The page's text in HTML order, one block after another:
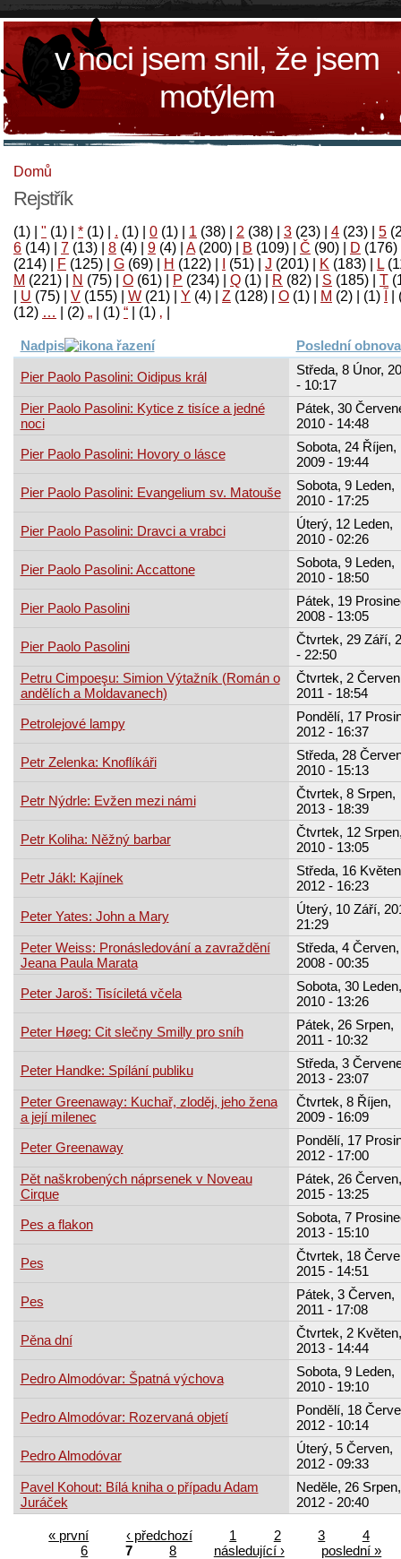
v noci jsem snil, že jsem
motýlem
Domů
Rejstřík
(1) " (1) * (1) . (1) 0 (1) 1 (38) 2 (38) 3 (23) 4 (23) 5
6 (14) 7 (13) 8 (4) 9 (4) A(200) B (109) Č (90) D (176)
(214)
F (125) G (69) H (122) (51) J (201) K (183) L
M (221) N (75) O (61) P (234) Q (1) R (82) S (185) T
U (75) V (155) W (21) Y (4) Z (128) Ο (1) М (2)
(1)
‚
(1)
“
(1)
„
(2)
…
(12)
Nadpis Poslední obnova
Pier Paolo Pasolini: Oidipus král
Středa, 8 Únor,
- 10:17
Pier Paolo Pasolini: Kytice z tisíce a jedné
noci
Pátek, 30
2010 - 14:48
Pier Paolo Pasolini: Hovory o lásce
Sobota, 24 Říjen,
2009 - 19:44
Pier Paolo Pasolini: Evangelium sv. Matouše
Sobota, 9 Leden,
2010 - 17:25
Pier Paolo Pasolini: Dravci a vrabci
Úterý, 12 Leden,
2010 - 02:26
Pier Paolo Pasolini: Accattone
Sobota, 9 Leden,
2010 - 18:50
Pier Paolo Pasolini
Pátek, 19
2008 - 13:05
Pier Paolo Pasolini
Čtvrtek, 29 Září,
- 22:50
Petru Cimpoeşu: Simion Výtažník (Román o
andělích a Moldavanech)
Čtvrtek, 2
2011 - 18:54
Petrolejové lampy
Pondělí, 17
2012 - 16:37
Petr Zelenka: Knoflíkáři
Středa, 28
2010 - 15:13
Petr Nýdrle: Evžen mezi námi
Čtvrtek, 8 Srpen,
2013 - 18:39
Petr Koliha: Něžný barbar
Čtvrtek, 12
2010 - 13:05
Petr Jákl: Kajínek
Středa, 16
2012 - 16:23
Peter Yates: John a Mary
Úterý, 10 Září,
21:29
Peter Weiss: Pronásledování a zavraždění
Jeana Paula Marata
Středa, 4 Červen,
2008 - 00:35
Peter Jaroš: Tisíciletá včela
Sobota, 30 Leden,
2010 - 13:26
Peter Høeg: Cit slečny Smilly pro sníh
Pátek, 26 Srpen,
2011 - 10:32
Peter Handke: Spílání publiku
Středa, 3
2013 - 23:07
Peter Greenaway: Kuchař, zloděj, jeho žena
a její milenec
Čtvrtek, 8 Říjen,
2009 - 16:09
Peter Greenaway
Pondělí, 17
2012 - 17:00
Pět naškrobených náprsenek v Noveau
Cirque
Pátek, 26 Červen,
2015 - 13:25
Pes a flakon
Sobota, 7
2013 - 15:10
Pes
Čtvrtek, 18
2015 - 14:51
Pes
Pátek, 3 Červen,
2011 - 17:08
Pěna dní
Čtvrtek, 2 Květen,
2013 - 14:44
Pedro Almodóvar: Špatná výchova
Sobota, 9 Leden,
2010 - 19:10
Pedro Almodóvar: Rozervaná objetí
Pondělí, 18
2012 - 10:14
Pedro Almodóvar
Úterý, 5 Červen,
2012 - 09:33
Pavel Kohout: Bílá kniha o případu Adam
Juráček
Neděle, 26 Srpen,
2012 - 20:40
« první ‹ předchozí 1 2 3
4
6
7 8 následující ›
poslední »